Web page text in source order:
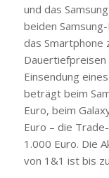
und das
beiden
das Smartphone
Dauertiefpreisen
Einsendung
beträgt beim
Euro, beim
Euro – die
1.000 Euro. Die
von 1&1 ist bis